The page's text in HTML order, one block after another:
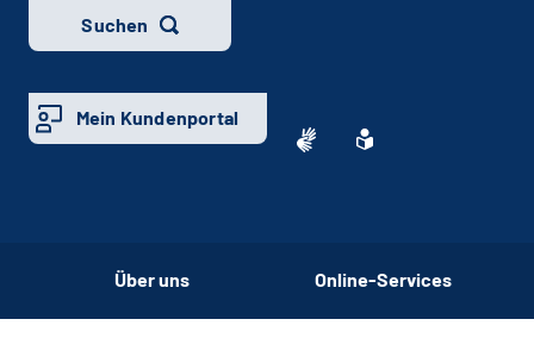
Suchen
Mein Kundenportal
Über uns Online-Services